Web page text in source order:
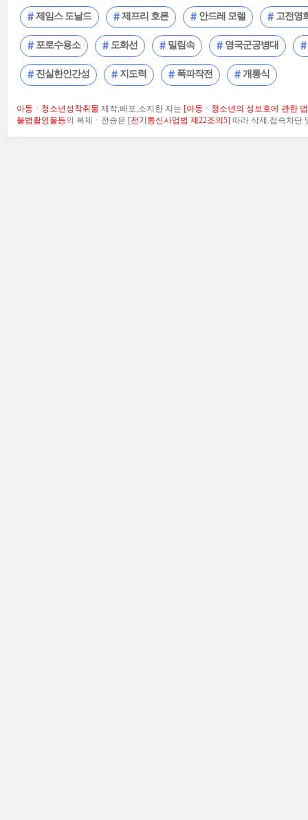
제임스 도날드 제프리 호른 안드레 모렐 고전영
포로수용소 도화선 밀림속 영국군공병대
진실한인간성 지도력 폭파작전 개통식
아동ㆍ청소년성착취물 제작,배포,소지한 자는 [아동ㆍ청소년의 성보호에 관한
불법촬영물등의 복제ㆍ전송은 [전기통신사업법 제22조의5] 따라 삭제.접속차단